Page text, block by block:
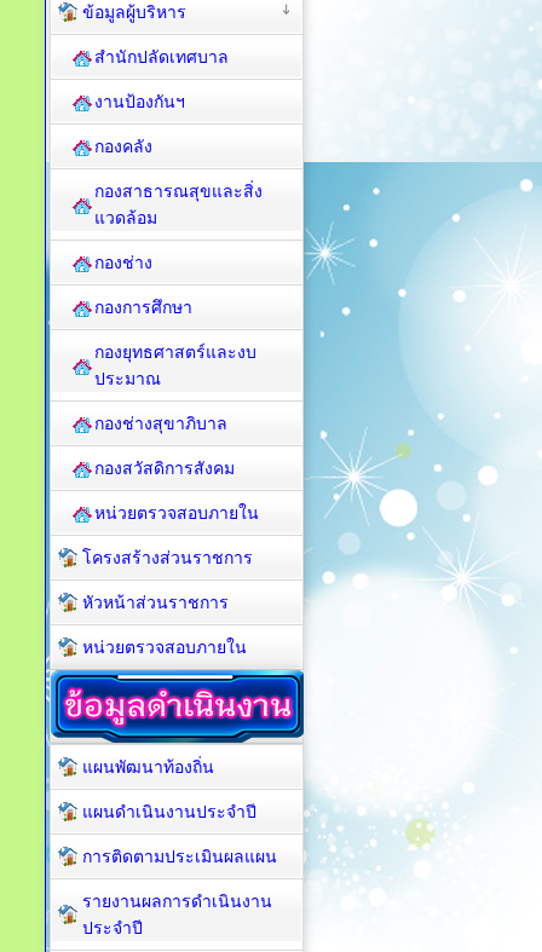
ข้อมูลผู้บริหาร
สำนักปลัดเทศบาล
งานป้องกันฯ
กองคลัง
กองสาธารณสุขและสิ่ง
แวดล้อม
กองช่าง
กองการศึกษา
กองยุทธศาสตร์และงบ
ประมาณ
กองช่างสุขาภิบาล
กองสวัสดิการสังคม
หน่วยตรวจสอบภายใน
โครงสร้างส่วนราชการ
หัวหน้าส่วนราชการ
หน่วยตรวจสอบภายใน
แผนพัฒนาท้องถิ่น
แผนดำเนินงานประจำปี
การติดตามประเมินผลแผน
รายงานผลการดำเนินงาน
ประจำปี